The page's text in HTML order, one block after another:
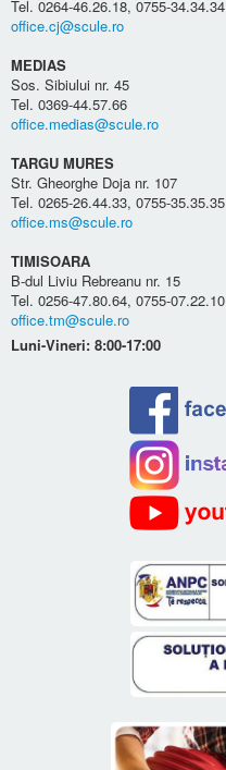
Tel. 0264-46.26.18, 0755-34.34.34
office.cj@scule.ro
MEDIAS
Sos. Sibiului nr. 45
Tel. 0369-44.57.66
office.medias@scule.ro
TARGU MURES
Str. Gheorghe Doja nr. 107
Tel. 0265-26.44.33, 0755-35.35.35
office.ms@scule.ro
TIMISOARA
B-dul Liviu Rebreanu nr. 15
Tel. 0256-47.80.64, 0755-07.22.10
office.tm@scule.ro
Luni-Vineri: 8:00-17:00